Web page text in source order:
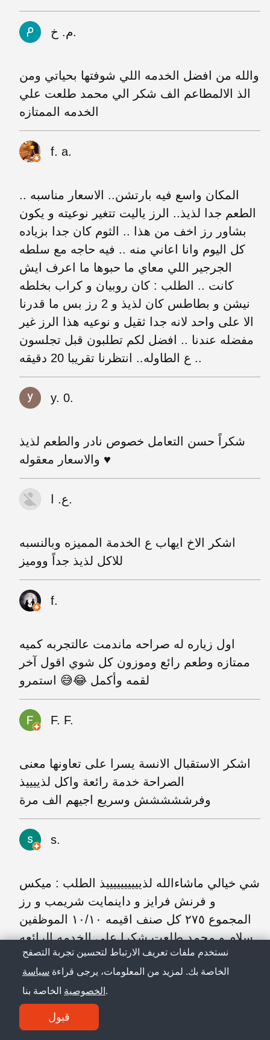
م. خ.
والله من افضل الخدمه اللي شوفتها بحياتي ومن
الذ الالمطاعم الف شكر الي محمد طلعت علي
الخدمه الممتازه
f. a.
المكان واسع فيه بارتشن.. الاسعار مناسبه ..
الطعم جدا لذيذ.. الرز ياليت تتغير نوعيته و يكون
بشاور رز اخف من هذا .. الثوم كان جدا بزياده
كل اليوم وانا اعاني منه .. فيه حاجه مع سلطه
الجرجير اللي معاي ما حبوها ما اعرف ايش
كانت .. الطلب : كان روبيان و كراب بخلطه
نيشن و بطاطس كان لذيذ و 2 رز بس ما قدرنا
الا على واحد لانه جدا ثقيل و نوعيه هذا الرز غير
مفضله عندنا .. افضل لكم تطلبون قبل تجلسون
ع الطاوله.. انتظرنا تقريبا 20 دقيقه ..
y. 0.
شكراً حسن التعامل خصوص نادر والطعم لذيذ
والاسعار معقوله ♥️
ع. ا.
اشكر الاخ ايهاب ع الخدمة المميزه وبالنسبه
للاكل لذيذ جداً ووميز
f.
اول زياره له صراحه ماندمت عالتجربه كميه
ممتازه وطعم رائع وموزون كل شوي اقول آخر
لقمه وأكمل 😂😅 استمرو
F. F.
اشكر الاستقبال الانسة يسرا على تعاونها معنى
الصراحة خدمة رائعة واكل لذييييذ
وفرششششش وسريع اجيهم الف مرة
s.
شي خيالي ماشاءالله لذييييييييييذ الطلب : ميكس
و فرنش فرايز و داينمايت شريمب و رز
المجموع ٢٧٥ كل صنف اقيمه ١٠/١٠ الموظفين
سلام و محمد طلعت شكرا على الخدمه الرائعه
M. I.
الخدمه ممتازه من نادر و والله لو نادر ماهو
نستخدم ملفات تعريف الارتباط لتحسين تجربة التصفح
الخاصة بك. لمزيد من المعلومات، يرجى قراءة سياسة
الخصوصية الخاصة بنا.
قبول